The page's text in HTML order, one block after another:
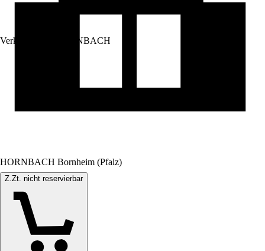
Verkauf durch: HORNBACH
HORNBACH Bornheim (Pfalz)
Z.Zt. nicht reservierbar